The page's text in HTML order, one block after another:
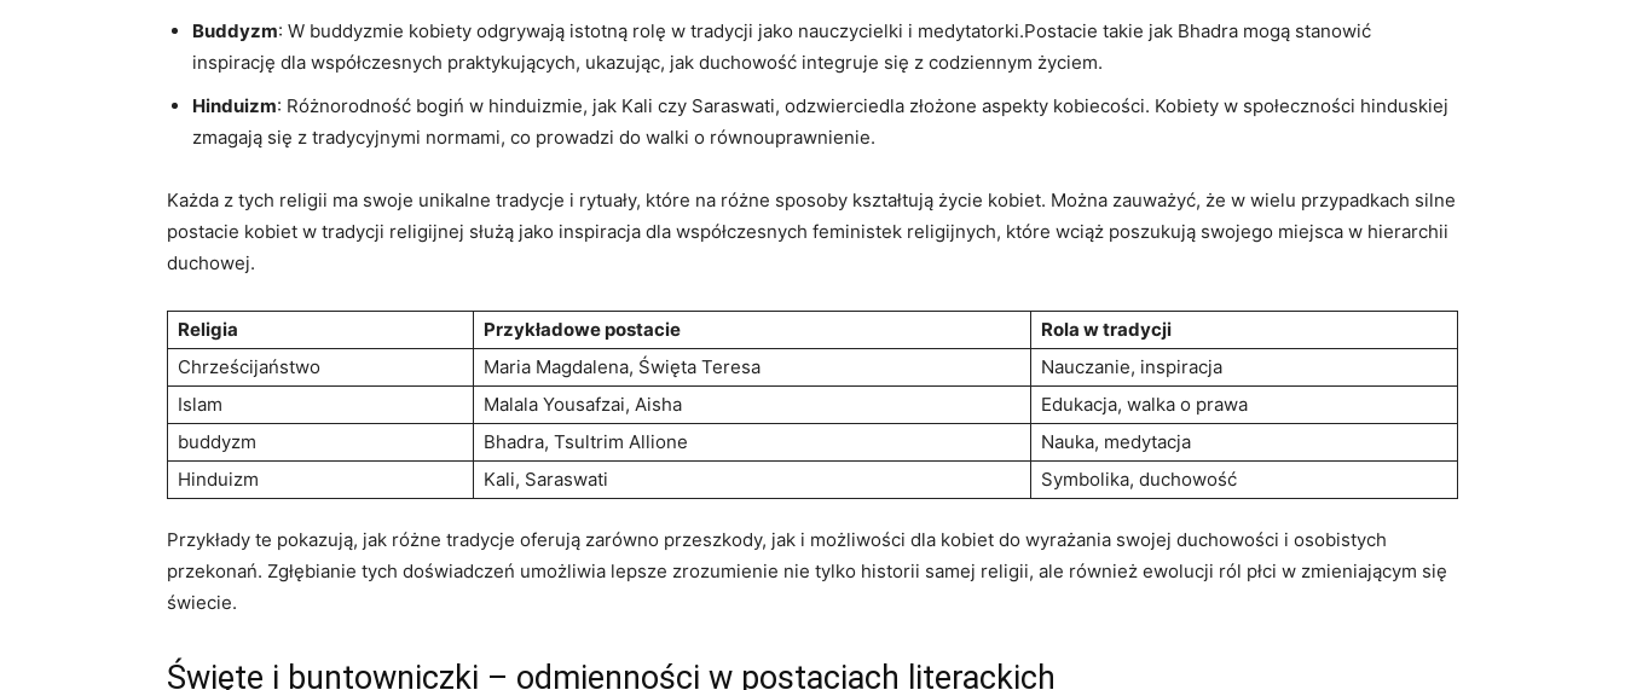
Buddyzm: W buddyzmie kobiety odgrywają istotną rolę w tradycji jako nauczycielki i medytatorki.Postacie takie jak Bhadra mogą stanowić
inspirację dla współczesnych praktykujących, ukazując, jak duchowość integruje się z codziennym życiem.
Hinduizm: Różnorodność bogiń w hinduizmie, jak Kali czy Saraswati, odzwierciedla złożone aspekty kobiecości. Kobiety w społeczności hinduskiej
zmagają się z tradycyjnymi normami, co prowadzi do walki o równouprawnienie.
Każda z tych religii ma swoje unikalne tradycje i rytuały, które na różne sposoby kształtują życie kobiet. Można zauważyć, że w wielu przypadkach silne
postacie kobiet w tradycji religijnej służą jako inspiracja dla współczesnych feministek religijnych, które wciąż poszukują swojego miejsca w hierarchii
duchowej.
Religia Przykładowe postacie
Rola w tradycji
Chrześcijaństwo
Maria Magdalena, Święta Teresa
Nauczanie, inspiracja
Islam
Malala Yousafzai, Aisha
Edukacja, walka o prawa
buddyzm
Bhadra, Tsultrim Allione
Nauka, medytacja
Hinduizm
Kali, Saraswati Symbolika, duchowość
Przykłady te pokazują, jak różne tradycje oferują zarówno przeszkody, jak i możliwości dla kobiet do wyrażania swojej duchowości i osobistych
przekonań. Zgłębianie tych doświadczeń umożliwia lepsze zrozumienie nie tylko historii samej religii, ale również ewolucji ról płci w zmieniającym się
świecie.
Święte i buntowniczki – odmienności w postaciach literackich